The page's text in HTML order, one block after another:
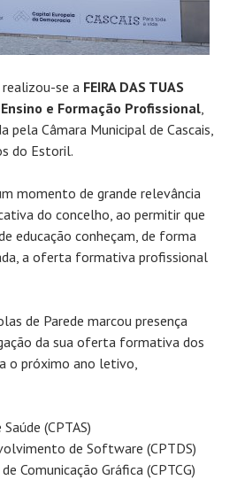
se a FEIRA DAS TUAS
Ensino e Formação Profissional,
pela Câmara Municipal de Cascais,
do Estoril.
momento de grande relevância
do concelho, ao permitir que
educação conheçam, de forma
a oferta formativa profissional
de Parede marcou presença
da sua oferta formativa dos
o próximo ano letivo,
(CPTAS)
de Software (CPTDS)
Comunicação Gráfica (CPTCG)